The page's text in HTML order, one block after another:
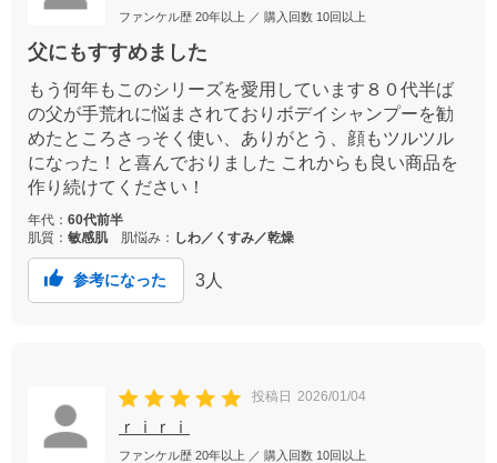
ファンケル歴 20年以上 ／ 購入回数 10回以上
父にもすすめました
もう何年もこのシリーズを愛用しています８０代半ば
の父が手荒れに悩まされておりボデイシャンプーを勧
めたところさっそく使い、ありがとう、顔もツルツル
になった！と喜んでおりました これからも良い商品を
作り続けてください！
年代： 60代前半
肌質： 敏感肌 肌悩み： しわ／くすみ／乾燥
参考になった 3 人
投稿日 2026/01/04
ｒｉｒｉ
ファンケル歴 20年以上 ／ 購入回数 10回以上